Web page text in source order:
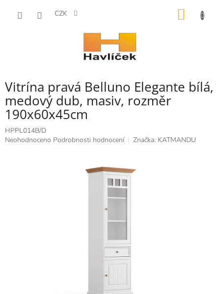
CZK
Vitrína pravá Belluno Elegante bílá,
medový dub, masiv, rozměr
190x60x45cm
HPPL014B/D
Průměrné
Neohodnoceno Podrobnosti hodnocení Značka: KATMANDU